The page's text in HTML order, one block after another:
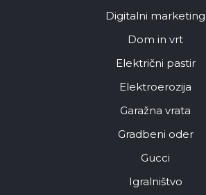
Digitalni marketing
Dom in vrt
Električni pastir
Elektroerozija
Garažna vrata
Gradbeni oder
Gucci
Igralništvo